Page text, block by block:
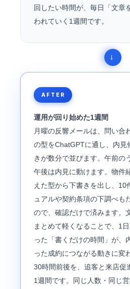
回したい時間が、毎日「文章
われていく1週間です。
AFTER
運用が回り始めた1週間
月曜の反響メールは、問い合
の型をChatGPTに通し、内見
きが数分で並びます。午前の
午後は内見に動けます。物件
えた型から下書きを出し、10
ュアルや契約条項の下調べも
ので、確認だけで済みます。
まとめて軽くなることで、1
った「書くだけの時間」が、
った成約につながる動きに変
30時間前後を、追客と来店促
1週間です。同じ人数・同じ